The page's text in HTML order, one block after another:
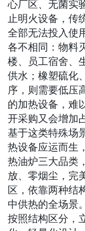
心厂区、无菌实
止明火设备，传
全部无法投入使
各不相同：物料
楼、员工宿舍、
供水；橡塑硫化
序，则需要低压
的加热设备，难
开采购又会增加
基于这类特殊场
热设备应运而生
热油炉三大品类
放、零烟尘，完
区，依靠两种结
中供热的全场景。
按照结构区分，